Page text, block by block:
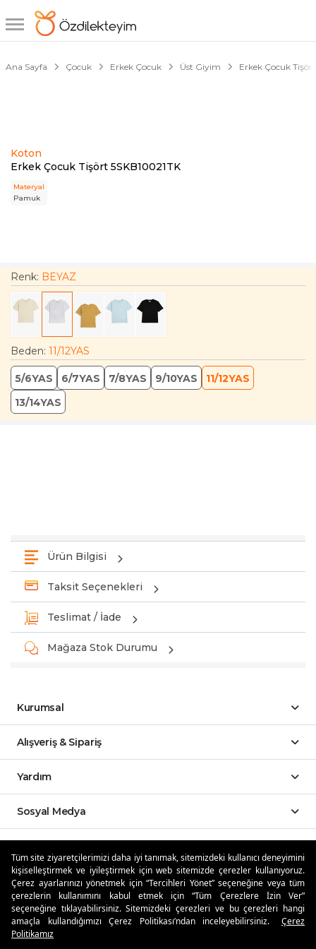
Tüm site ziyaretçilerimizi daha iyi tanımak, sitemizdeki kullanıcı deneyimini
kişiselleştirmek ve iyileştirmek için web sitemizde çerezler kullanıyoruz.
Çerez ayarlarınızı yönetmek için “Tercihleri Yönet” seçeneğine veya tüm
çerezlerin kullanımını kabul etmek için “Tüm Çerezlere İzin Ver”
seçeneğine tıklayabilirsiniz. Sitemizdeki çerezleri ve bu çerezleri hangi
amaçla kullandığımızı Çerez Politikası’ndan inceleyebilirsiniz.
Çerez
Politikamız
Ana Sayfa Çocuk Erkek Çocuk Üst Giyim Erkek Çocuk Tişört
Koton
Erkek Çocuk Tişört 5SKB10021TK
Materyal
Pamuk
1/4
Renk: BEYAZ
Beden: 11/12YAS
5/6YAS 6/7YAS 7/8YAS 9/10YAS
11/12YAS
13/14YAS
Ürün Bilgisi
Taksit Seçenekleri
Teslimat / İade
Mağaza Stok Durumu
Kurumsal
Alışveriş & Sipariş
Yardım
Sosyal Medya
Özdilekteyim'de Taksit Avantajları
Güvenli Alışveriş